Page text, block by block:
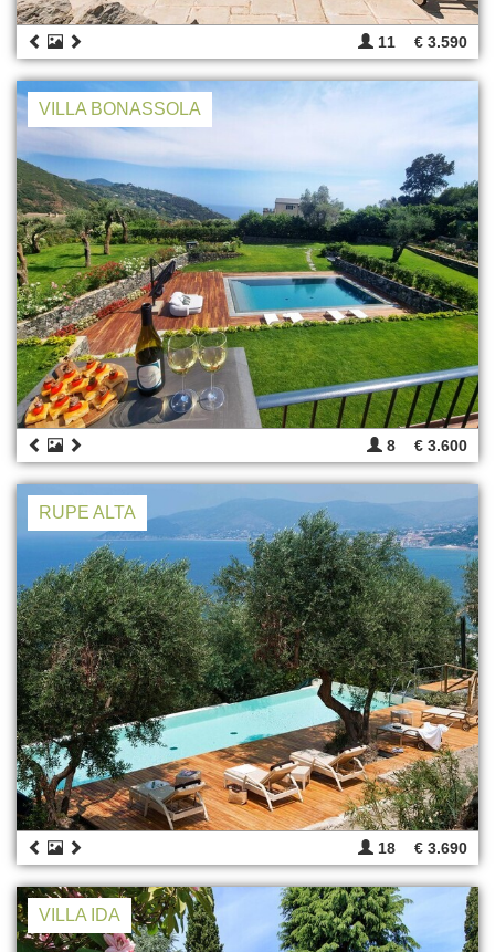
11 € 3.590
VILLA BONASSOLA
8 € 3.600
RUPE ALTA
18 € 3.690
VILLA IDA